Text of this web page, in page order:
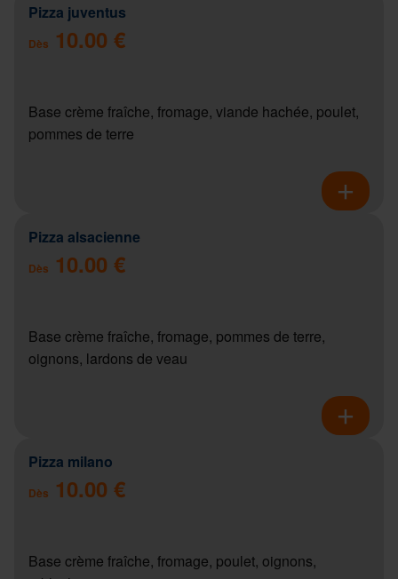
Pizza juventus
Dès 10.00 €
Base crème fraîche, fromage, viande hachée, poulet,
pommes de terre
Pizza alsacienne
Dès 10.00 €
Base crème fraîche, fromage, pommes de terre,
oignons, lardons de veau
Pizza milano
Dès 10.00 €
Base crème fraîche, fromage, poulet, oignons,